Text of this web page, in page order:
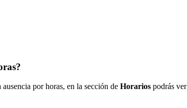
ausencia por horas, en la sección de Horarios podrás ver